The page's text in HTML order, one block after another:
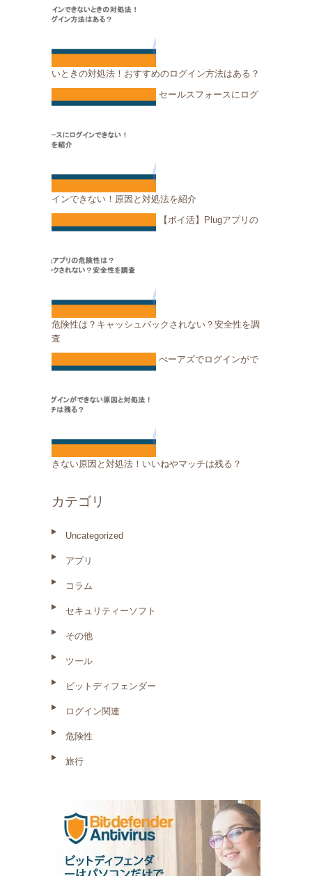
いときの対処法！おすすめのログイン方法はある？
セールスフォースにログ
インできない！原因と対処法を紹介
【ポイ活】Plugアプリの
危険性は？キャッシュバックされない？安全性を調
査
ぺーアズでログインがで
きない原因と対処法！いいねやマッチは残る？
カテゴリ
Uncategorized
アプリ
コラム
セキュリティーソフト
その他
ツール
ビットディフェンダー
ログイン関連
危険性
旅行